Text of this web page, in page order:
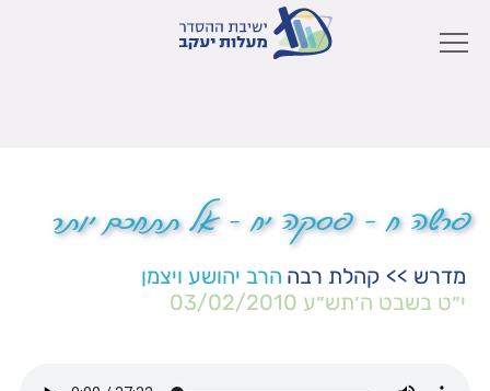
פרשה ח – פסקה יח – אל תתחכם יותר
מדרש >> קהלת רבה הרב יהושע ויצמן
י״ט בשבט ה׳תש״ע 03/02/2010